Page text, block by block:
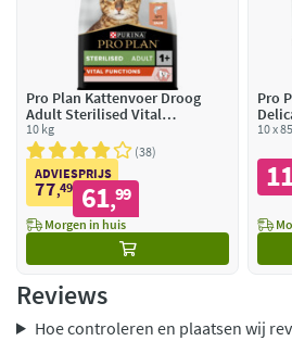
Pro Plan Kattenvoer Droog
Adult Sterilised Vital
Functions Zalm
10 kg
38
ADVIESPRIJS
77,49 61,99
Morgen in huis
Pro
10 x
Reviews
Hoe controleren en plaatsen wij